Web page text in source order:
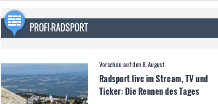
PROFI-RADSPORT
Vorschau auf den 8. August
Radsport live im Stream, TV und
Ticker: Die Rennen des Tages